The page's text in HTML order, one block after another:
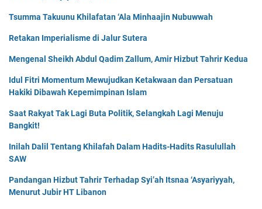
Tsumma Takuunu Khilafatan ‘Ala Minhaajin Nubuwwah
Retakan Imperialisme di Jalur Sutera
Mengenal Sheikh Abdul Qadim Zallum, Amir Hizbut Tahrir Kedua
Idul Fitri Momentum Mewujudkan Ketakwaan dan Persatuan
Hakiki Dibawah Kepemimpinan Islam
Saat Rakyat Tak Lagi Buta Politik, Selangkah Lagi Menuju
Bangkit!
Inilah Dalil Tentang Khilafah Dalam Hadits-Hadits Rasulullah
SAW
Pandangan Hizbut Tahrir Terhadap Syi’ah Itsnaa ‘Asyariyyah,
Menurut Jubir HT Libanon